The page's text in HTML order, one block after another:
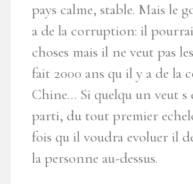
pays calme, stable. Mais le
a de la corruption: il
choses mais il ne veut pas
fait 2000 ans qu il y a de la
Chine… Si quelqu un veut s
parti, du tout premier
fois qu il voudra evoluer il
la personne au-dessus.